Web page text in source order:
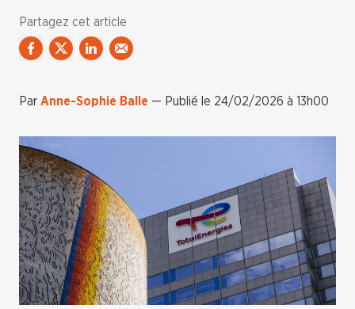
Partagez cet article
Par Anne-Sophie Balle — Publié le 24/02/2026 à 13h00